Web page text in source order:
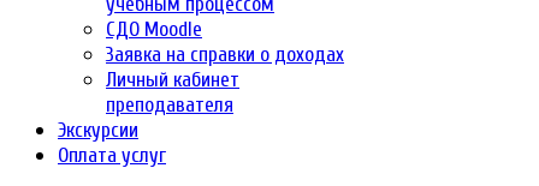
СДО Moodle
Заявка на справки о доходах
Личный кабинет
преподавателя
Экскурсии
Оплата услуг